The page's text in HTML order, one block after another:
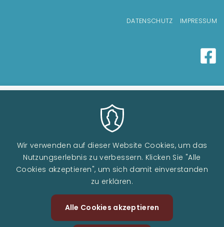
DATENSCHUTZ IMPRESSUM
Wir verwenden auf dieser Website Cookies, um das
Nutzungserlebnis zu verbessern. Klicken Sie "Alle
Cookies akzeptieren", um sich damit einverstanden
zu erklären.
Alle Cookies akzeptieren